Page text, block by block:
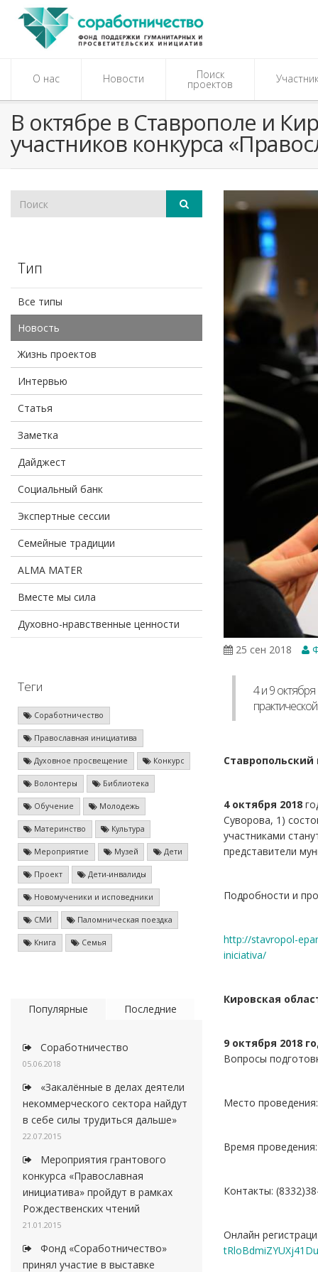
О нас Новости Поиск
проектов
В октябре в Ставрополе и
участников конкурса
Тип
Все типы
Новость
Жизнь проектов
Интервью
Статья
Заметка
Дайджест
Социальный банк
Экспертные сессии
Семейные традиции
ALMA MATER
Вместе мы сила
Духовно-нравственные ценности
Теги
Соработничество
Православная инициатива
Духовное просвещение Конкурс
Волонтеры Библиотека
Обучение Молодежь
Материнство Культура
Мероприятие Музей Дети
Проект Дети-инвалиды
Новомученики и исповедники
СМИ Паломническая поездка
Книга Семья
Популярные Последние
Соработничество
05.06.2018
«Закалённые в делах деятели
некоммерческого сектора найдут
в себе силы трудиться дальше»
22.07.2015
Мероприятия грантового
конкурса «Православная
инициатива» пройдут в рамках
Рождественских чтений
21.01.2015
Фонд «Соработничество»
принял участие в выставке
25 сен 2018
4 и 9
Ставропольский
4 октября 2018
Суворова, 1)
участниками
представители
Подробности и
http://stavropol-
iniciativa/
Кировская
9 октября 2018
Вопросы
Место
Время
Контакты:
Онлайн